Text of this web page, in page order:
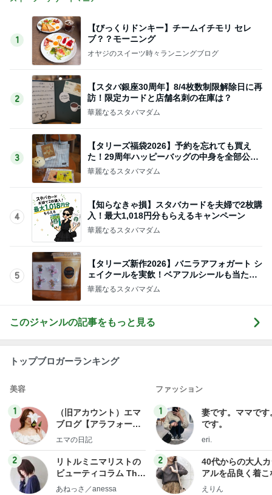
1
【びっくりドンキー】チームイチモリ セレ
ブ？？モーニング
オヤジのスイーツ時々ランニングブログ
2
【スタバ銀座30周年】8/4枚数制限解除日に再
訪！限定カードと店舗名刺の在庫は？
華麗なるスタバマダム
3
【タリーズ福袋2026】予約を忘れても買え
た！29周年ハッピーバッグの中身を全部公開
8/5～
華麗なるスタバマダム
4
【知らなきゃ損】スタバカードを夫婦で2枚購
入！最大1,018円分もらえるキャンペーン
華麗なるスタバマダム
5
【タリーズ新作2026】バニラアフォガート シ
ェイクールを実飲！ベアフルシールも当たっ
た！
華麗なるスタバマダム
このジャンルの記事をもっと見る
トップブロガーランキング
美容
1
（旧アカウント）エマ
ブログ【アラフォー会
社売却セカンドライ
エマの日記
2
リトルミニマリストの
ビューティコラム The
little minimalist's bea
あねっさ／anessa
ファッション
1
妻です。ママです
です。
eri.
2
40代からの大人
アルを品良く着こ
ファッションブロ
えりん